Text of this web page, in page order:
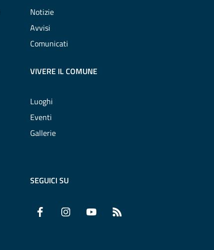
Notizie
Avvisi
Comunicati
VIVERE IL COMUNE
Luoghi
Eventi
Gallerie
SEGUICI SU
Facebook InstagramYouTube